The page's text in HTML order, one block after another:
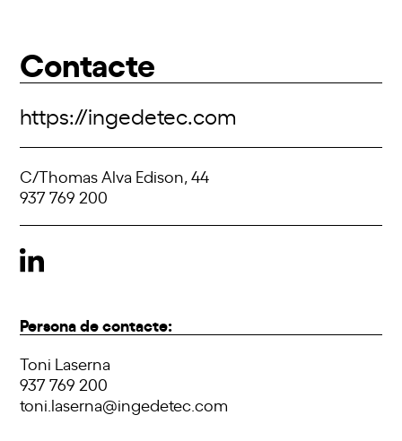
Contacte
https://ingedetec.com
C/Thomas Alva Edison, 44
937 769 200
Persona de contacte:
Toni Laserna
937 769 200
toni.laserna@ingedetec.com